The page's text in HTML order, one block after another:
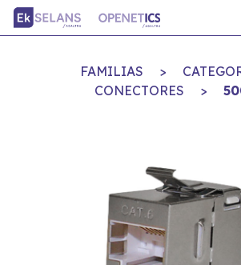
FAMILIAS >
CONECTORES
>